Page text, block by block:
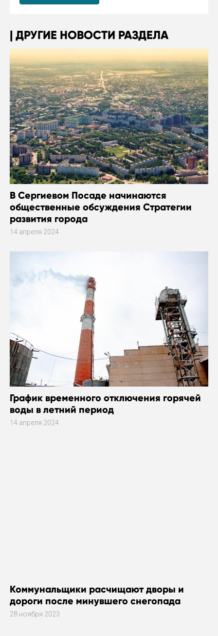
ДРУГИЕ НОВОСТИ РАЗДЕЛА
В Сергиевом Посаде начинаются
общественные обсуждения Стратегии
развития города
14 апреля 2024
График временного отключения горячей
воды в летний период
14 апреля 2024
Коммунальщики расчищают дворы и
дороги после минувшего снегопада
28 ноября 2023